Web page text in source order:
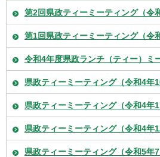
第2回県政ティーミーティング（令
第1回県政ティーミーティング（令
令和4年度県政ランチ（ティー）ミ
県政ティーミーティング（令和4年
県政ティーミーティング（令和4年
県政ティーミーティング（令和4年
県政ティーミーティング（令和5年7